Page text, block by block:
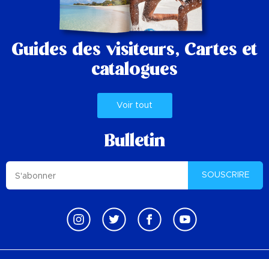
Guides des visiteurs, Cartes et
catalogues
Voir tout
Bulletin
SOUSCRIRE